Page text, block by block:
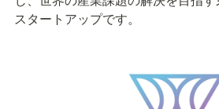
スタートアップです。